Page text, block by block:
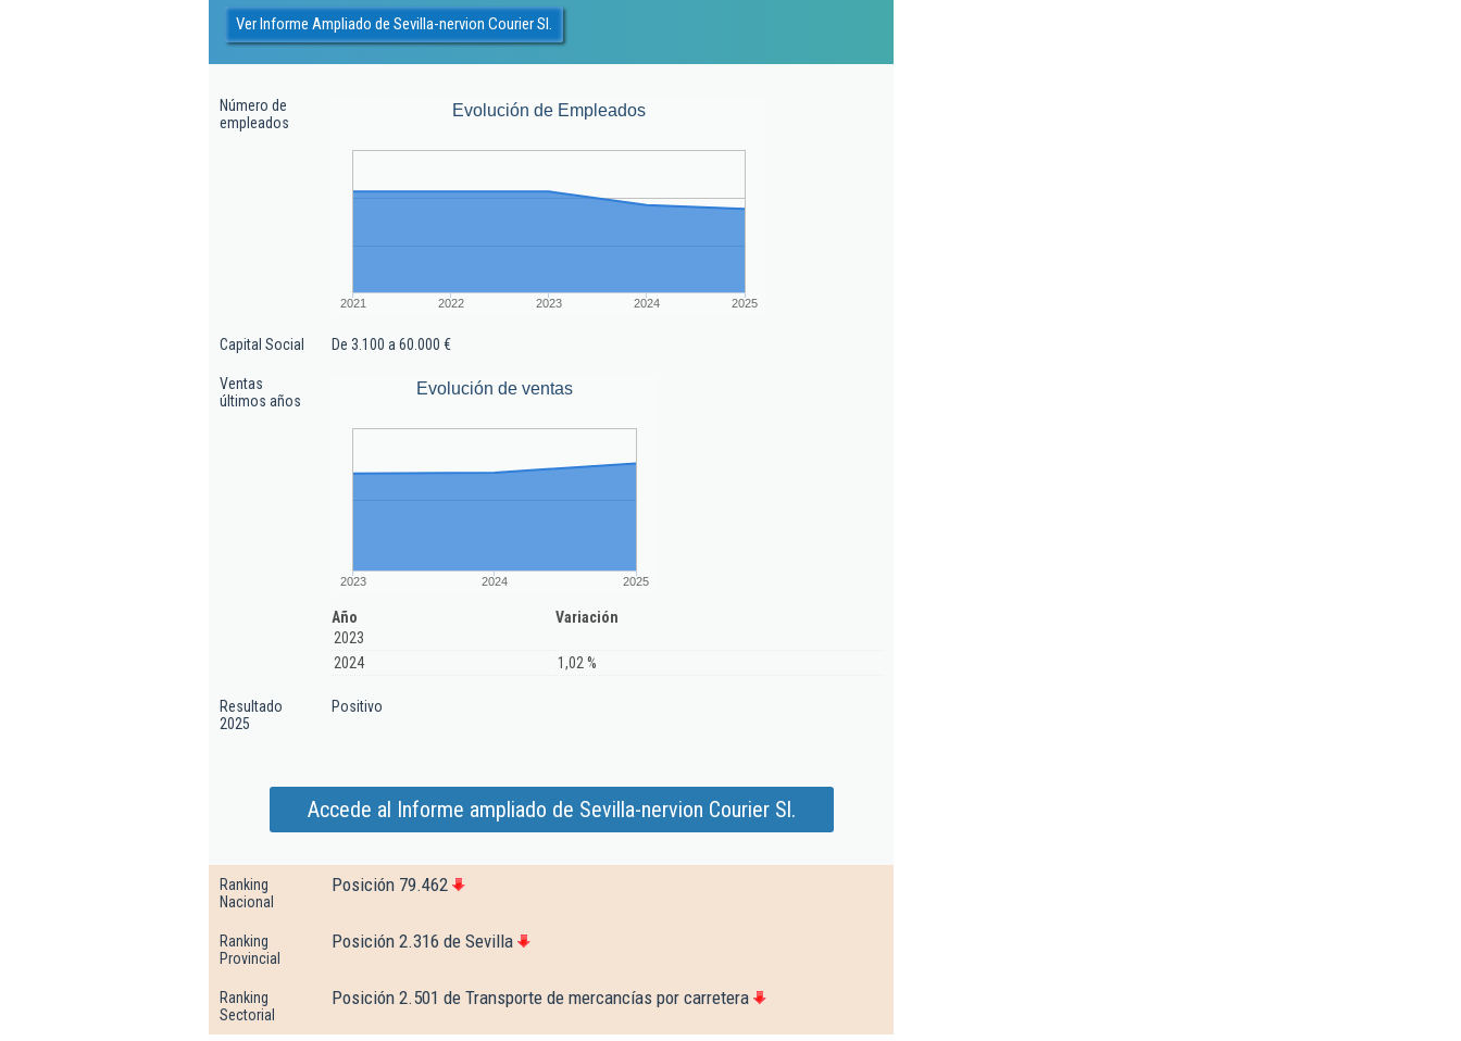
Ver Informe Ampliado de Sevilla-nervion Courier Sl.
Número de
empleados
Evolución de Empleados
2021 2022 2023 2024 2025
Capital Social De 3.100 a 60.000 €
Ventas
últimos años
Evolución de ventas
2023 2024 2025
Año
Variación
2023
2024
1,02 %
Resultado
2025
Positivo
Accede al Informe ampliado de Sevilla-nervion Courier Sl.
Ranking
Nacional
Posición 79.462
Ranking
Provincial
Posición 2.316 de Sevilla
Ranking
Sectorial
Posición 2.501 de Transporte de mercancías por carretera